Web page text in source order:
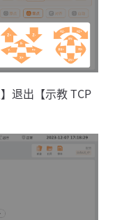
退出【示教 TCP